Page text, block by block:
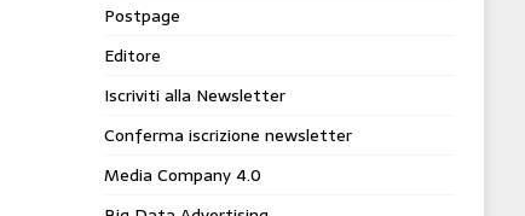
Postpage
Editore
Iscriviti alla Newsletter
Conferma iscrizione newsletter
Media Company 4.0